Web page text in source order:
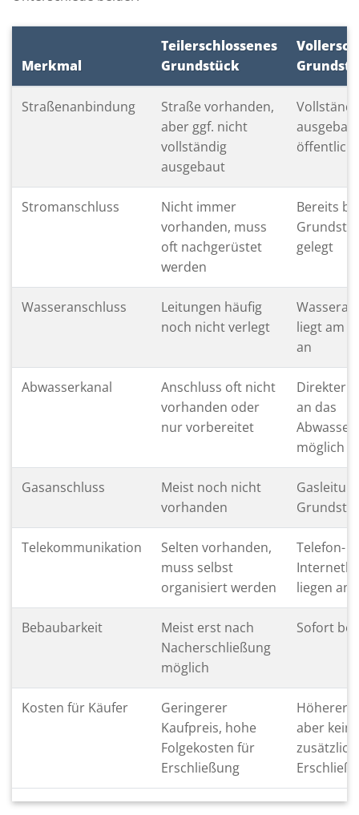
Merkmal
Teilerschlossenes
Grundstück
Straßenanbindung
Straße vorhanden,
aber ggf. nicht
vollständig
ausgebaut
Stromanschluss
Nicht immer
vorhanden, muss
oft nachgerüstet
werden
Bereits
gelegt
Wasseranschluss
Leitungen häufig
noch nicht verlegt
liegt am
an
Abwasserkanal
Anschluss oft nicht
vorhanden oder
nur vorbereitet
Direkter
an das
möglich
Gasanschluss
Meist noch nicht
vorhanden
Telekommunikation
Selten vorhanden,
muss selbst
organisiert werden
Telefon-
liegen an
Bebaubarkeit
Meist erst nach
Nacherschließung
möglich
Sofort
Kosten für Käufer
Geringerer
Kaufpreis, hohe
Folgekosten für
Erschließung
Höherer
aber keine